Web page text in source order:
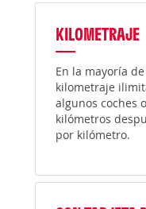
KILOMETRAJE
En la mayoría
kilometraje
algunos coches
kilómetros
por kilómetro.